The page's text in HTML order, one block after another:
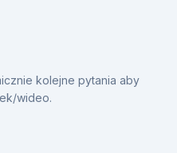
kolejne pytania aby
wideo.